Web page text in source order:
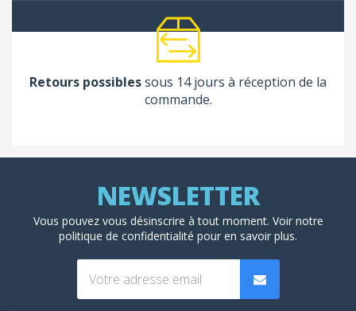
Retours possiblessous 14 jours à réception de la
commande.
Vous pouvez vous désinscrire à tout moment. Voir notre
politique de confidentialité pour en savoir plus.